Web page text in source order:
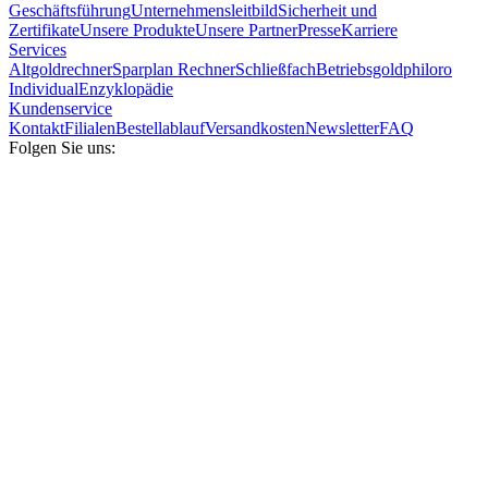
GeschäftsführungUnternehmensleitbildSicherheit und
ZertifikateUnsere ProdukteUnsere PartnerPresseKarriere
Services
AltgoldrechnerSparplan RechnerSchließfachBetriebsgoldphiloro
IndividualEnzyklopädie
Kundenservice
KontaktFilialenBestellablaufVersandkostenNewsletterFAQ
Folgen Sie uns: